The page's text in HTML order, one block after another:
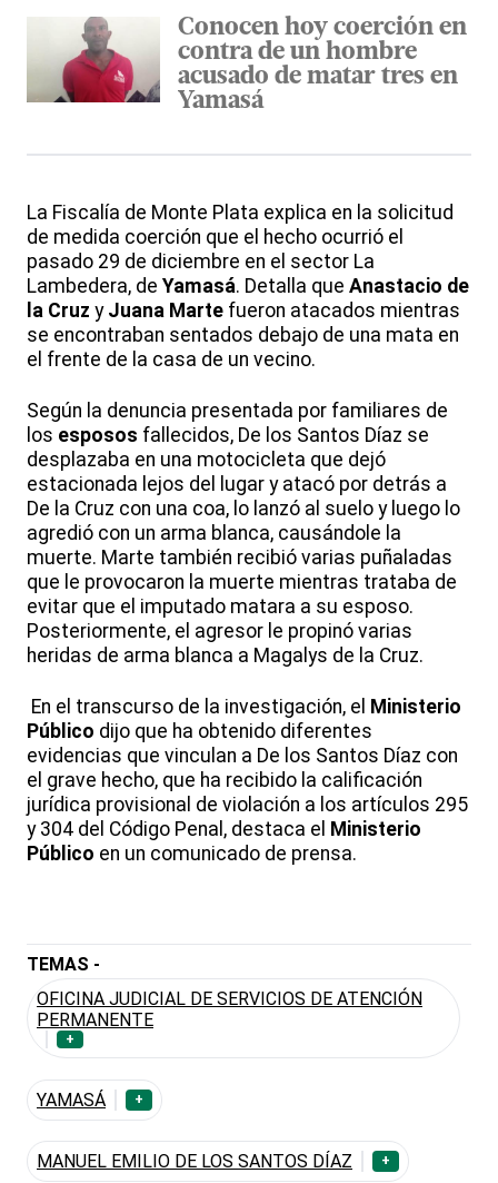
Conocen hoy coerción en
contra de un hombre
acusado de matar tres en
Yamasá
La Fiscalía de Monte Plata explica en la solicitud
de medida coerción que el hecho ocurrió el
pasado 29 de diciembre en el sector La
Lambedera, de Yamasá. Detalla que Anastacio de
la Cruz y Juana Marte fueron atacados mientras
se encontraban sentados debajo de una mata en
el frente de la casa de un vecino.
Según la denuncia presentada por familiares de
los esposos fallecidos, De los Santos Díaz se
desplazaba en una motocicleta que dejó
estacionada lejos del lugar y atacó por detrás a
De la Cruz con una coa, lo lanzó al suelo y luego lo
agredió con un arma blanca, causándole la
muerte. Marte también recibió varias puñaladas
que le provocaron la muerte mientras trataba de
evitar que el imputado matara a su esposo.
Posteriormente, el agresor le propinó varias
heridas de arma blanca a Magalys de la Cruz.
En el transcurso de la investigación, el Ministerio
Público dijo que ha obtenido diferentes
evidencias que vinculan a De los Santos Díaz con
el grave hecho, que ha recibido la calificación
jurídica provisional de violación a los artículos 295
y 304 del Código Penal, destaca el Ministerio
Público en un comunicado de prensa.
TEMAS -
OFICINA JUDICIAL DE SERVICIOS DE ATENCIÓN
PERMANENTE
+
YAMASÁ +
MANUEL EMILIO DE LOS SANTOS DÍAZ +